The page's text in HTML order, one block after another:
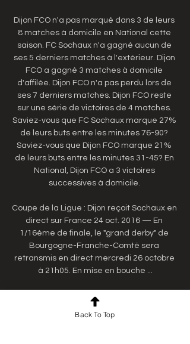
Dijon FCO n'a pas marqué dans 3 de leurs
8 matches à domicile en National cette
saison. FC Sochaux n'a gagné aucun de
ses 5 derniers matches à l'extérieur. Dijon
FCO a gagné 3 matches à domicile
d'affilée. Dijon FCO n'a pas perdu lors de
ses 7 derniers matches. Dijon FCO reste
sur une série de victoires de 4 matches.
Saviez-vous que FC Sochaux marque 27%
de leurs buts entre les minutes 76-90?
Saviez-vous que Dijon FCO marque 21%
de leurs buts entre les minutes 31-45? En
National, Dijon FCO a 3 victoires
successives à domicile.
Coupe de la Ligue : Dijon reçoit Sochaux en
direct sur France 24 oct. 2016 — En
1/16ème de finale, le "grand derby" de
Bourgogne-Franche-Comté sera
retransmis en direct mercredi 26 octobre
à 21h05. En mise en bouche ...
FC Sochaux-Montbéliard - FC Sochaux
Montbéliard: tous les matchs de la saison
en streaming et en directCréation de
Back To Top